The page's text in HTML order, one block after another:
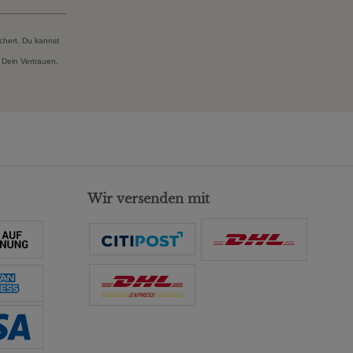
Du kannst
Vertrauen.
Wir versenden mit